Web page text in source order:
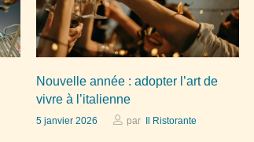
Nouvelle année : adopter l’art de
vivre à l’italienne
5 janvier 2026 par Il Ristorante